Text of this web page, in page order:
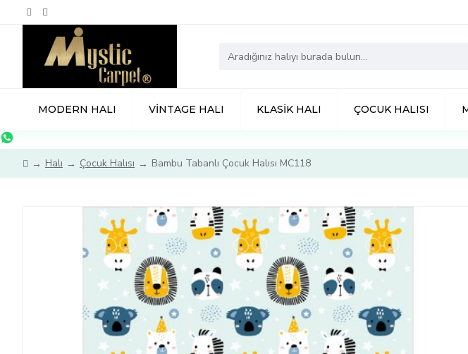
MODERN HALI VINTAGE HALI KLASIK HALI ÇOCUK HALISI
Halı Çocuk Halısı Bambu Tabanlı Çocuk Halısı MC118